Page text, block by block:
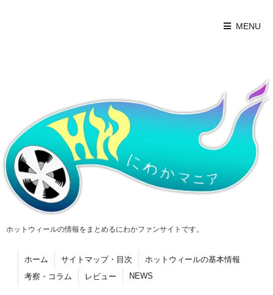
MENU
ホットウィールの情報をまとめるにわかファンサイトです。
ホーム サイトマップ・目次
ホットウィールの基本情報
考察・コラム
レビュー NEWS